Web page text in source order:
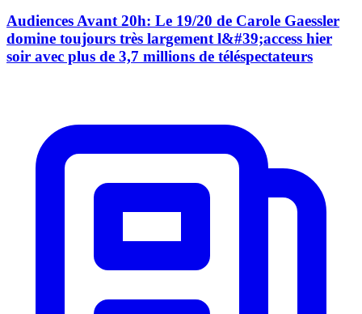
Audiences Avant 20h: Le 19/20 de Carole Gaessler
domine toujours très largement l&#39;access hier
soir avec plus de 3,7 millions de téléspectateurs